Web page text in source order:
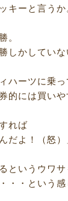
キーと言うか
。
しかしていな
ハーツに乗っ
的には買いや
れば
だよ！（怒
というウワサ
・・という感